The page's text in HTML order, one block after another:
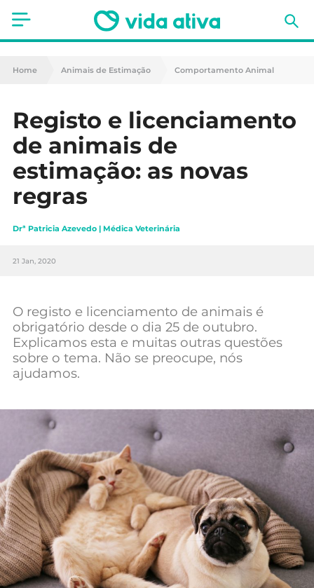
Saúde
Nutrição
Receitas
Fitness
Mães e Bebés
Animais de Estimação
Home Animais de Estimação Comportamento Animal
Registo e licenciamento
de animais de
estimação: as novas
regras
Drª Patricia Azevedo | Médica Veterinária
21 Jan, 2020
O registo e licenciamento de animais é
obrigatório desde o dia 25 de outubro.
Explicamos esta e muitas outras questões
sobre o tema. Não se preocupe, nós
ajudamos.